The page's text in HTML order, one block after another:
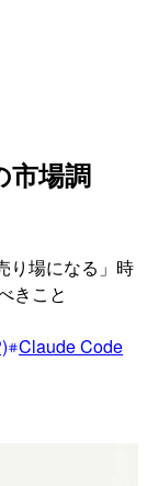
市場調
り場になる」時
きこと
Claude Code